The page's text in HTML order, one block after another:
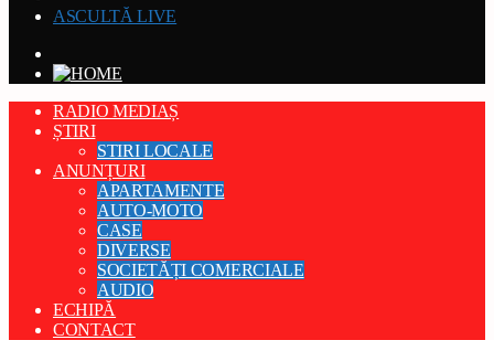
ASCULTĂ LIVE
RADIO MEDIAȘ
ȘTIRI
STIRI LOCALE
ANUNȚURI
APARTAMENTE
AUTO-MOTO
CASE
DIVERSE
SOCIETĂȚI COMERCIALE
AUDIO
ECHIPĂ
CONTACT